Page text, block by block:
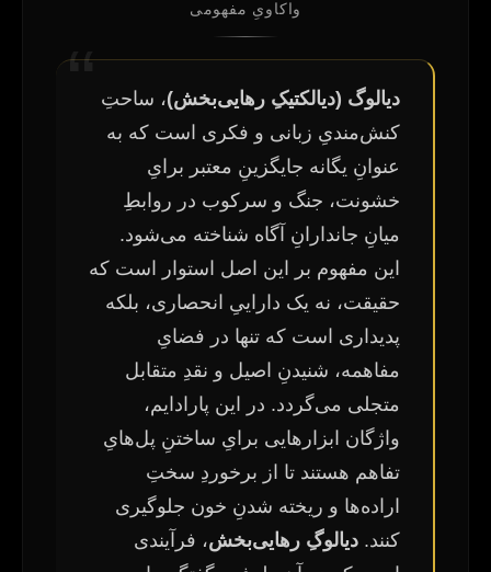
واکاویِ مفهومی
دیالوگ (دیالکتیکِ رهایی‌بخش)، ساحتِ
کنش‌مندیِ زبانی و فکری است که به
عنوانِ یگانه جایگزینِ معتبر برایِ
خشونت، جنگ و سرکوب در روابطِ
میانِ جاندارانِ آگاه شناخته می‌شود.
این مفهوم بر این اصل استوار است که
حقیقت، نه یک داراییِ انحصاری، بلکه
پدیداری است که تنها در فضایِ
مفاهمه، شنیدنِ اصیل و نقدِ متقابل
متجلی می‌گردد. در این پارادایم،
واژگان ابزارهایی برایِ ساختنِ پل‌هایِ
تفاهم هستند تا از برخوردِ سختِ
اراده‌ها و ریخته شدنِ خون جلوگیری
کنند. دیالوگِ رهایی‌بخش، فرآیندی